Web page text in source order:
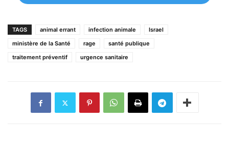
TAGS animal errant infection animale
Israel
ministère de la Santé
rage
santé publique
traitement préventif
urgence sanitaire